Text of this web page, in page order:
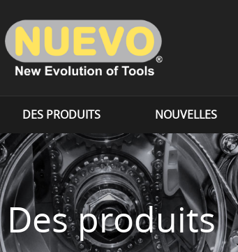
DES PRODUITS NOUVELLES
Des produits